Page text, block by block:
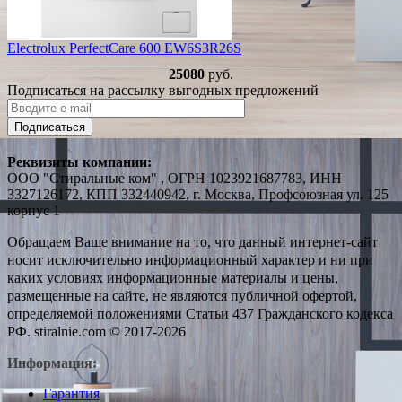
Electrolux PerfectCare 600 EW6S3R26S
25080 руб.
Подписаться на рассылку выгодных предложений
Подписаться
Реквизиты компании:
ООО "Стиральные ком" , ОГРН 1023921687783, ИНН
3327126172, КПП 332440942, г. Москва, Профсоюзная ул. 125
корпус 1
Обращаем Ваше внимание на то, что данный интернет-сайт
носит исключительно информационный характер и ни при
каких условиях информационные материалы и цены,
размещенные на сайте, не являются публичной офертой,
определяемой положениями Статьи 437 Гражданского кодекса
РФ. stiralnie.com © 2017-2026
Информация:
Гарантия